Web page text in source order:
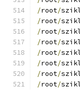
/root/
/root/
/root/
/root/
/root/
/root/
/root/
/root/